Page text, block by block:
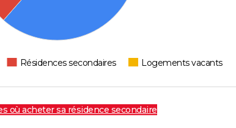
Résidences secondaires Logements vacants
où acheter sa résidence secondaire